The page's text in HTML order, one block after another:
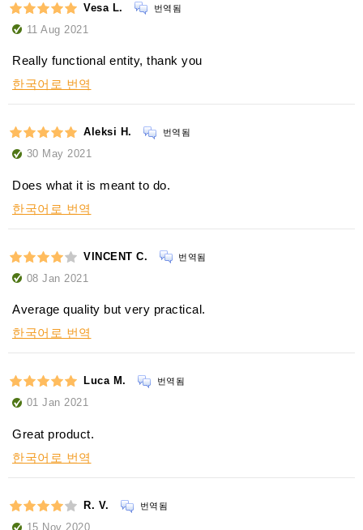
Vesa L. 번역됨
11 Aug 2021
Really functional entity, thank you
한국어로 번역
Aleksi H. 번역됨
30 May 2021
Does what it is meant to do.
한국어로 번역
VINCENT C. 번역됨
08 Jan 2021
Average quality but very practical.
한국어로 번역
Luca M. 번역됨
01 Jan 2021
Great product.
한국어로 번역
R. V. 번역됨
15 Nov 2020